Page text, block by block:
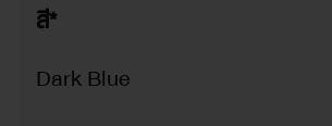
สี*
Dark Blue